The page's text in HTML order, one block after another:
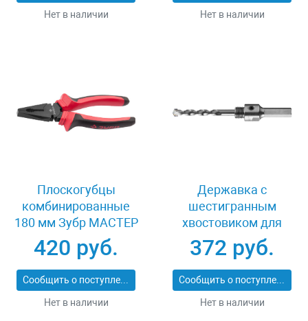
Нет в наличии Нет в наличии
Плоскогубцы
комбинированные
180 мм Зубр МАСТЕР
22015-1-18_z01
420 руб.
Сообщить о поступлении
Нет в наличии
Державка с
шестигранным
хвостовиком для
коронок с
твердосплавными
резцами 100 мм Зубр
ПРОФИ 29515
372 руб.
Сообщить о поступлении
Нет в наличии